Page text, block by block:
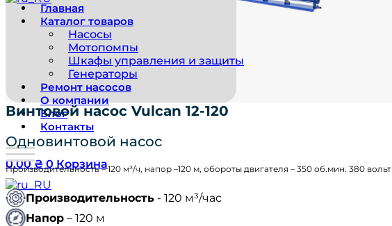
0.00₴ 0 Корзина
Главная
Каталог товаров
Насосы
Мотопомпы
Шкафы управления и защиты
Генераторы
Ремонт насосов
О компании
Блог
Контакты
Винтовой насос Vulcan 12-120
Одновинтовой насос
Производительность – 120 м³/ч, напор –120 м, обороты двигателя – 350 об.мин. 380 вольт
Производительность - 120 м³/час
Напор – 120 м